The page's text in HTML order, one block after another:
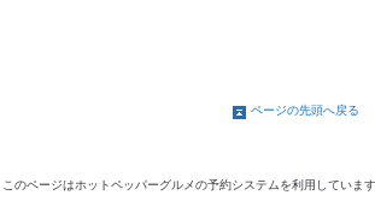
ページの先頭へ戻る
このページはホットペッパーグルメの予約システムを利用しています